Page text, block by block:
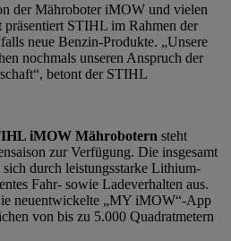
der Mähroboter iMOW und vielen
STIHL im Rahmen der
neue Benzin-Produkte. „Unsere
nochmals unseren Anspruch der
betont der STIHL
iMOW Mährobotern steht
zur Verfügung. Die insgesamt
sich durch leistungsstarke Lithium-
Fahr- sowie Ladeverhalten aus.
neuentwickelte „MY iMOW“-App
von bis zu 5.000 Quadratmetern